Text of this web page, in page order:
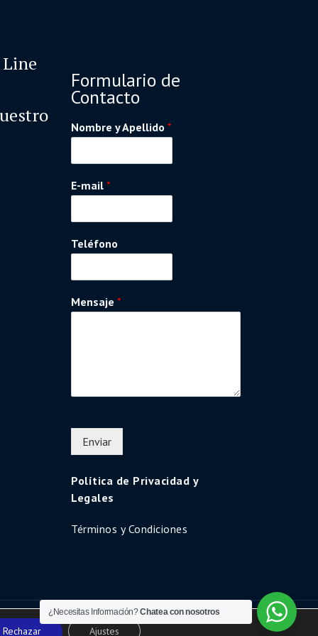
Formulario de
Contacto
Nombre y Apellido *
E-mail *
Teléfono
Mensaje *
Enviar
Política de Privacidad y
Legales
Términos y Condiciones
Uni Education byShark Themes
Rechazar Ajustes
¿Necesitas Información?Chatea con nosotros